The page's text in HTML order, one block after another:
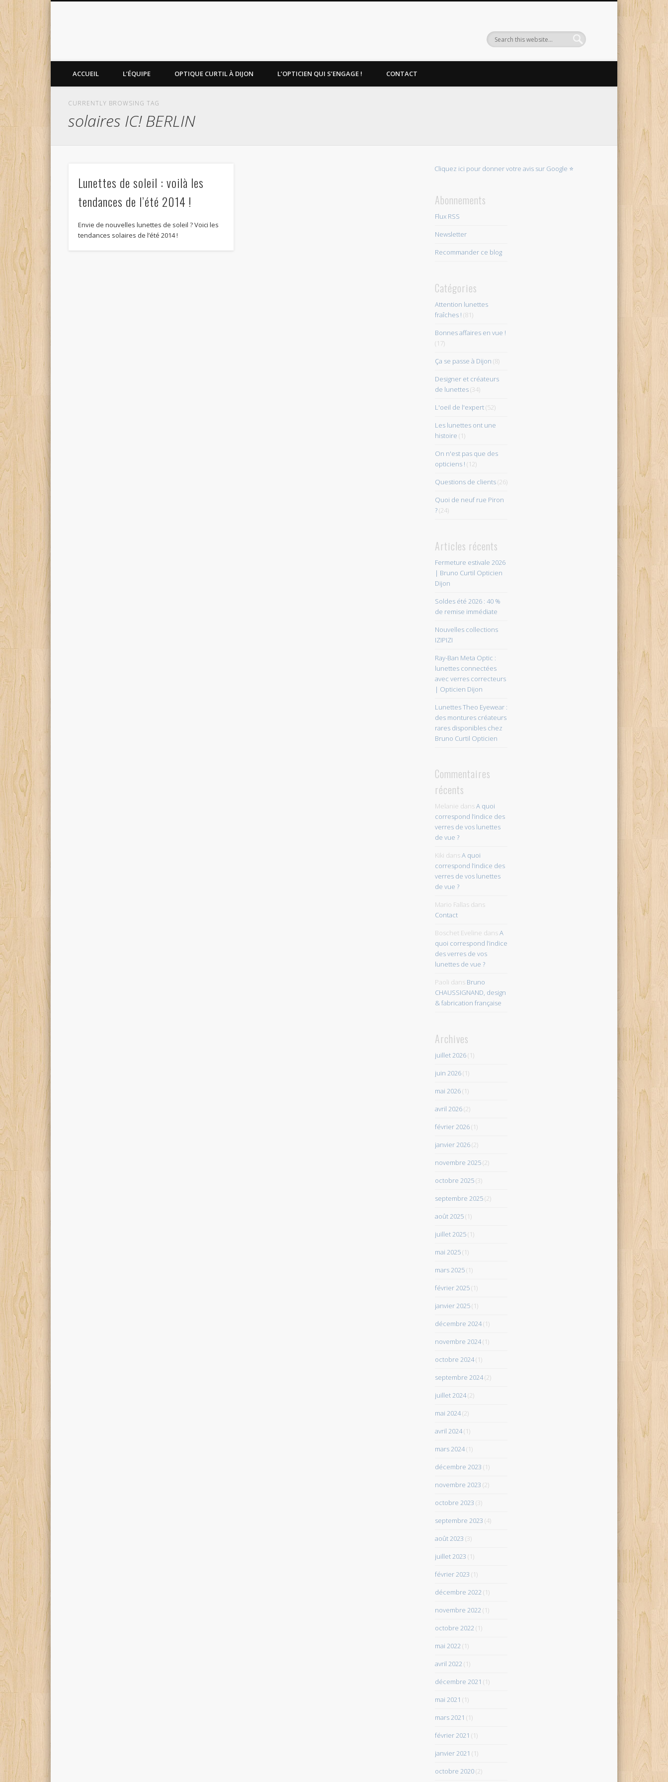
ACCUEIL L’ÉQUIPE OPTIQUE CURTIL À DIJON L’OPTICIEN QUI S’ENGAGE ! CONTACT
CURRENTLY BROWSING TAG
solaires IC! BERLIN
Lunettes de soleil : voilà les
tendances de l’été 2014 !
Envie de nouvelles lunettes de soleil ? Voici les
tendances solaires de l’été 2014 !
Cliquez ici pour donner votre avis sur Google ⭐
Abonnements
Flux RSS
Newsletter
Recommander ce blog
Catégories
Attention lunettes
fraîches ! (81)
Bonnes affaires en vue !
(17)
Ça se passe à Dijon (8)
Designer et créateurs
de lunettes(34)
L'oeil de l'expert(52)
Les lunettes ont une
histoire (1)
On n'est pas que des
opticiens ! (12)
Questions de clients(26)
Quoi de neuf rue Piron
?(24)
Articles récents
Fermeture estivale 2026
| Bruno Curtil Opticien
Dijon
Soldes été 2026 : 40 %
de remise immédiate
Nouvelles collections
IZIPIZI
Ray-Ban Meta Optic :
lunettes connectées
avec verres correcteurs
| Opticien Dijon
Lunettes Theo Eyewear :
des montures créateurs
rares disponibles chez
Bruno Curtil Opticien
Commentaires
récents
Melanie dansA quoi
correspond l’indice des
verres de vos lunettes
de vue ?
Kiki dansA quoi
correspond l’indice des
verres de vos lunettes
de vue ?
Mario Fallasdans
Contact
Boschet Eveline dansA
quoi correspond l’indice
des verres de vos
lunettes de vue ?
Paoli dans Bruno
CHAUSSIGNAND, design
& fabrication française
Archives
juillet 2026(1)
juin 2026(1)
mai 2026(1)
avril 2026(2)
février 2026(1)
janvier 2026(2)
novembre 2025(2)
octobre 2025(3)
septembre 2025(2)
août 2025(1)
juillet 2025(1)
mai 2025(1)
mars 2025(1)
février 2025(1)
janvier 2025(1)
décembre 2024(1)
novembre 2024(1)
octobre 2024(1)
septembre 2024(2)
juillet 2024(2)
mai 2024(2)
avril 2024(1)
mars 2024(1)
décembre 2023 (1)
novembre 2023 (2)
octobre 2023 (3)
septembre 2023 (4)
août 2023 (3)
juillet 2023 (1)
février 2023 (1)
décembre 2022 (1)
novembre 2022 (1)
octobre 2022 (1)
mai 2022 (1)
avril 2022 (1)
décembre 2021 (1)
mai 2021 (1)
mars 2021 (1)
février 2021 (1)
janvier 2021 (1)
octobre 2020(2)